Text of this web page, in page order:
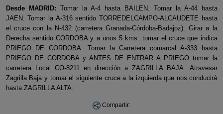
Desde MADRID: Tomar la A-4 hasta BAILEN. Tomar la A-44 hasta
JAEN. Tomar la A-316 sentido TORREDELCAMPO-ALCAUDETE hasta
el cruce con la N-432 (carretera Granada-Córdoba-Badajoz). Girar a la
Derecha sentido CORDOBA y a unos 5 kms. tomar el cruce que indica
PRIEGO DE CORDOBA. Tomar la Carretera comarcal A-333 hasta
PRIEGO DE CORDOBA y ANTES DE ENTRAR A PRIEGO tomar la
carretera Local CO-8211 en dirección a ZAGRILLA BAJA. Atravesar
Zagrilla Baja y tomar el siguiente cruce a la izquierda que nos conducirá
hasta ZAGRILLA ALTA.
Compartir: